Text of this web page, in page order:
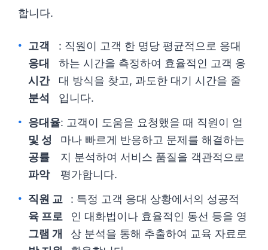
합니다.
고객
응대
시간
분석
: 직원이 고객 한 명당 평균적으로 응대
하는 시간을 측정하여 효율적인 고객 응
대 방식을 찾고, 과도한 대기 시간을 줄
입니다.
응대율
및 성
공률
파악
: 고객이 도움을 요청했을 때 직원이 얼
마나 빠르게 반응하고 문제를 해결하는
지 분석하여 서비스 품질을 객관적으로
평가합니다.
직원 교
육 프로
그램 개
: 특정 고객 응대 상황에서의 성공적
인 대화법이나 효율적인 동선 등을 영
상 분석을 통해 추출하여 교육 자료로